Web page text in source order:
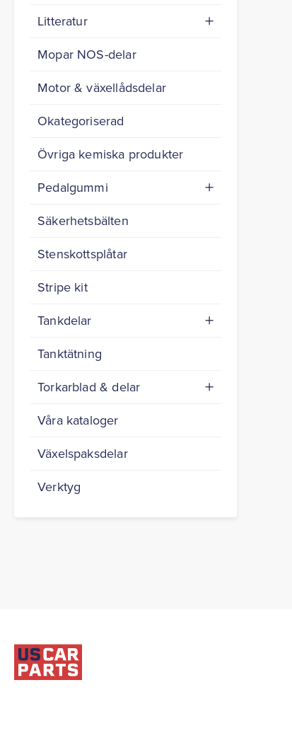
Litteratur
Mopar NOS-delar
Motor & växellådsdelar
Okategoriserad
Övriga kemiska produkter
Pedalgummi
Säkerhetsbälten
Stenskottsplåtar
Stripe kit
Tankdelar
Tanktätning
Torkarblad & delar
Våra kataloger
Växelspaksdelar
Verktyg